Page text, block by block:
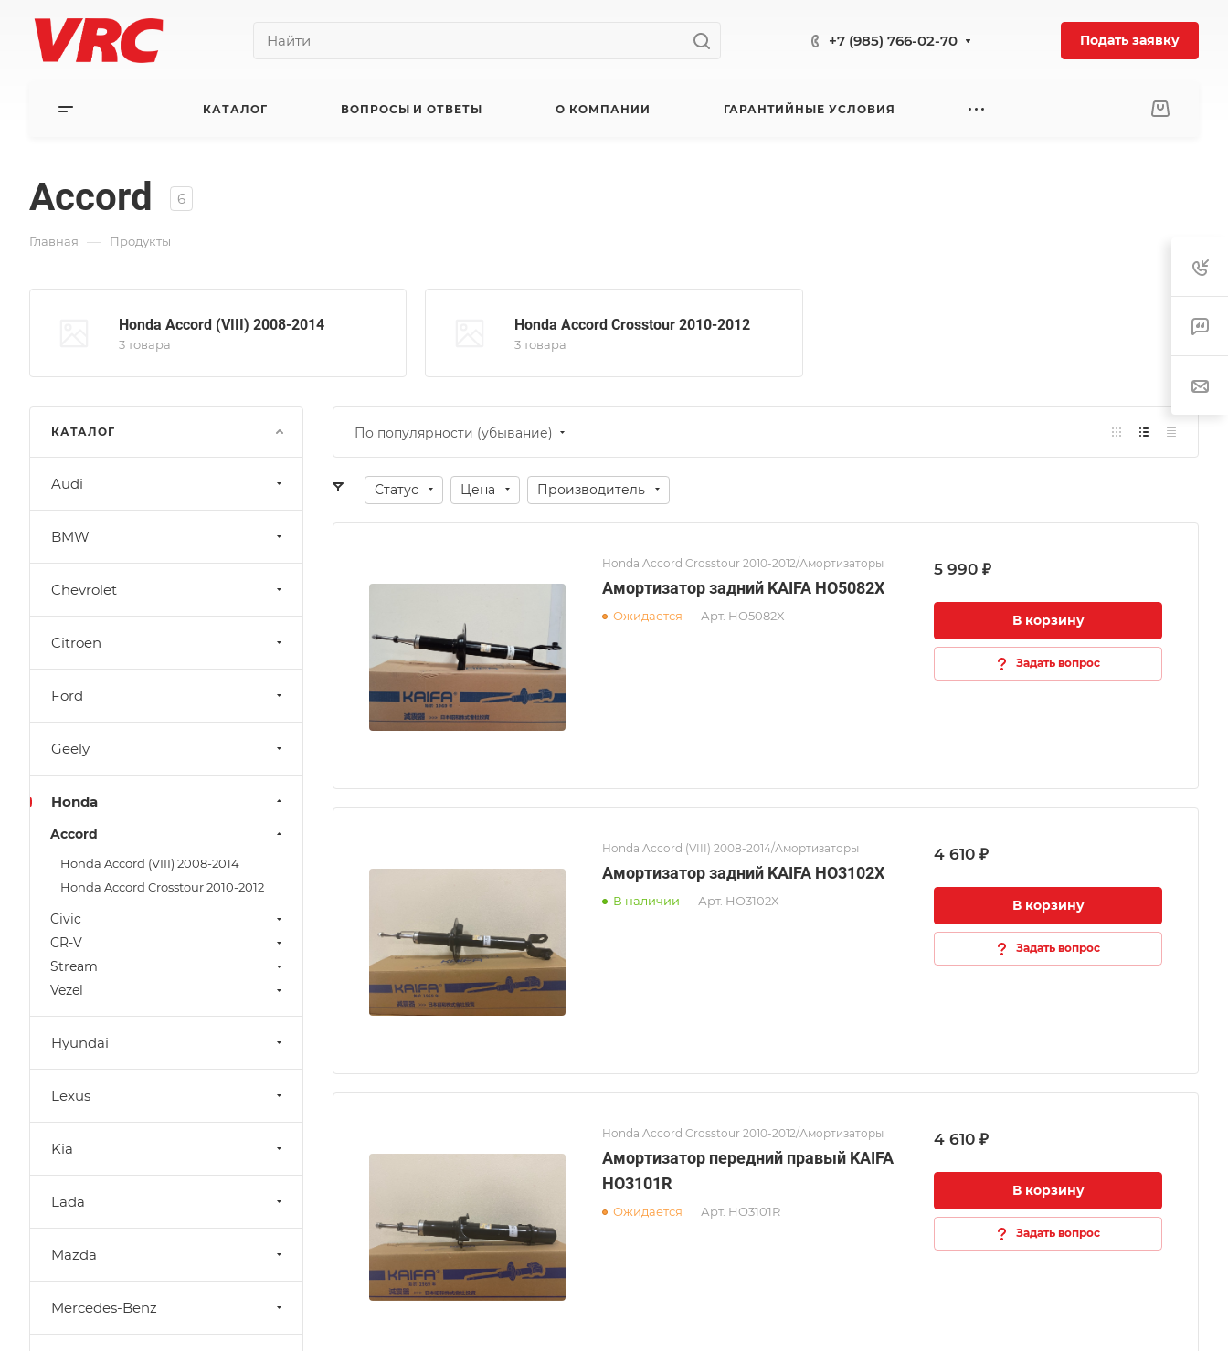
+7 (985) 766-02-70 Подать заявку
КАТАЛОГ ВОПРОСЫ И ОТВЕТЫ О КОМПАНИИ ГАРАНТИЙНЫЕ УСЛОВИЯ
Accord 6
Главная — Продукты
Honda Accord (VIII) 2008-2014
3 товара
Honda Accord Crosstour 2010-2012
3 товара
По популярности (убывание)
Статус Цена Производитель
Honda Accord Crosstour 2010-2012/Амортизаторы
Амортизатор задний KAIFA HO5082X
Ожидается Арт. HO5082X
5 990 ₽
В корзину
Задать вопрос
Honda Accord (VIII) 2008-2014/Амортизаторы
Амортизатор задний KAIFA HO3102X
В наличии Арт. HO3102X
4 610 ₽
В корзину
Задать вопрос
Honda Accord Crosstour 2010-2012/Амортизаторы
Амортизатор передний правый KAIFA
HO3101R
Ожидается Арт. HO3101R
4 610 ₽
В корзину
Задать вопрос
КАТАЛОГ
Audi
BMW
Chevrolet
Citroen
Ford
Geely
Honda
Accord
Honda Accord (VIII) 2008-2014
Honda Accord Crosstour 2010-2012
Civic
CR-V
Stream
Vezel
Hyundai
Lexus
Kia
Lada
Mazda
Mercedes-Benz